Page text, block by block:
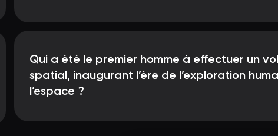
Qui a été le premier homme à effectuer un vol
spatial, inaugurant l’ère de l’exploration
l’espace ?